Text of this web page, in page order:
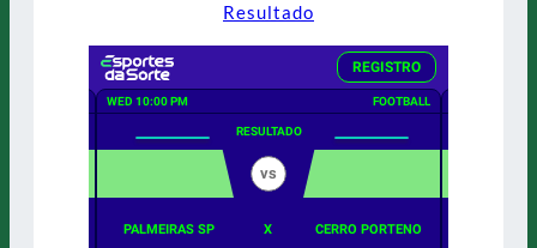
Resultado